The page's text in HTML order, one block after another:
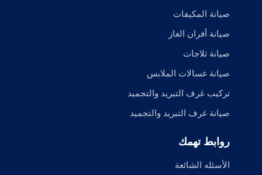
صيانة المكيفات
صيانة أفران الغاز
صيانة ثلاجات
صيانة غسالات الملابس
تركيب غرف التبريد والتجميد
صيانة غرف التبريد والتجميد
روابط تهمك
الأسئله الشائعة